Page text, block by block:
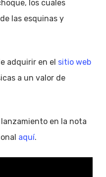
los cuales
las esquinas y
adquirir en el sitio web
a un valor de
en la nota
aquí.